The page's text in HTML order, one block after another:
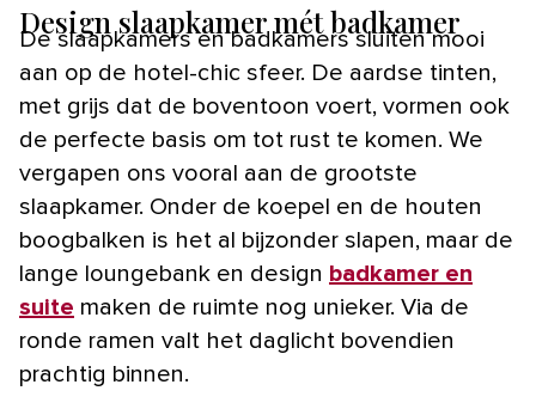
Design slaapkamer mét badkamer
De slaapkamers en badkamers sluiten mooi
aan op de hotel-chic sfeer. De aardse tinten,
met grijs dat de boventoon voert, vormen ook
de perfecte basis om tot rust te komen. We
vergapen ons vooral aan de grootste
slaapkamer. Onder de koepel en de houten
boogbalken is het al bijzonder slapen, maar de
lange loungebank en design badkamer en
suite maken de ruimte nog unieker. Via de
ronde ramen valt het daglicht bovendien
prachtig binnen.